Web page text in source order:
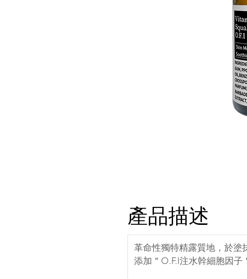
產品描述
革命性獨特精露質地，於塗
添加＂O.F.I注水幹細胞因